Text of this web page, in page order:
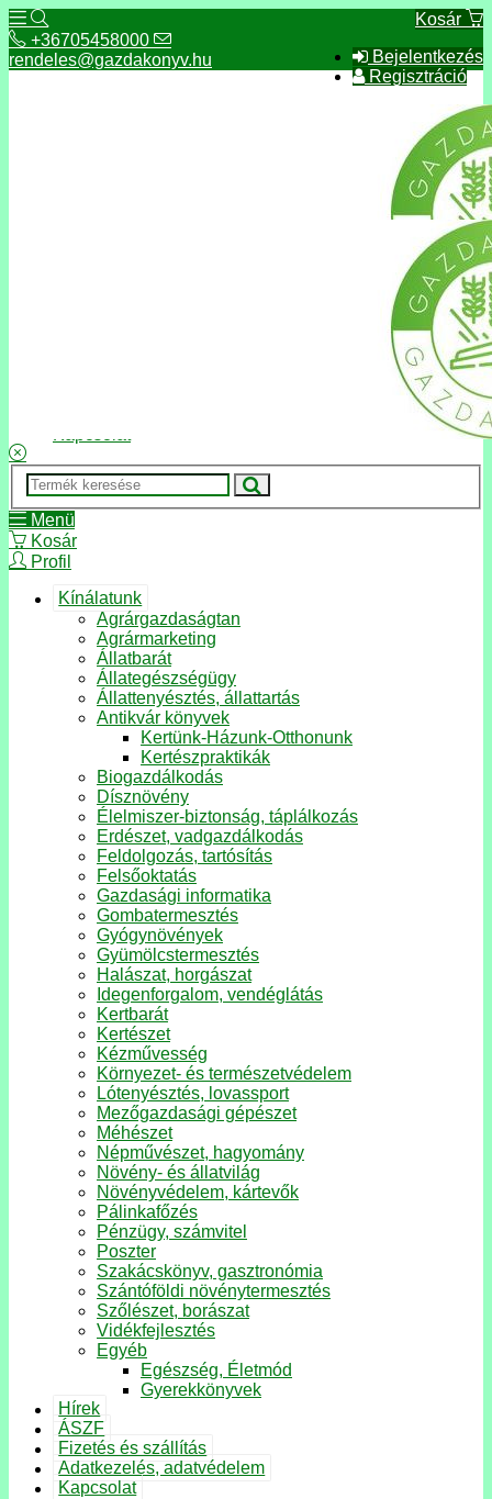
Kosár
Bejelentkezés
Regisztráció
+36705458000
rendeles@gazdakonyv.hu
Menü
Kosár
Profil
Kínálatunk
Agrárgazdaságtan
Agrármarketing
Állatbarát
Állategészségügy
Állattenyésztés, állattartás
Antikvár könyvek
Kertünk-Házunk-Otthonunk
Kertészpraktikák
Biogazdálkodás
Dísznövény
Élelmiszer-biztonság, táplálkozás
Erdészet, vadgazdálkodás
Feldolgozás, tartósítás
Felsőoktatás
Gazdasági informatika
Gombatermesztés
Gyógynövények
Gyümölcstermesztés
Halászat, horgászat
Idegenforgalom, vendéglátás
Kertbarát
Kertészet
Kézművesség
Környezet- és természetvédelem
Lótenyésztés, lovassport
Mezőgazdasági gépészet
Méhészet
Népművészet, hagyomány
Növény- és állatvilág
Növényvédelem, kártevők
Pálinkafőzés
Pénzügy, számvitel
Poszter
Szakácskönyv, gasztronómia
Szántóföldi növénytermesztés
Szőlészet, borászat
Vidékfejlesztés
Egyéb
Egészség, Életmód
Gyerekkönyvek
Hírek
ÁSZF
Fizetés és szállítás
Adatkezelés, adatvédelem
Kapcsolat